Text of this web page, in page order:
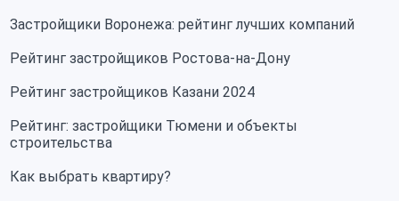
Застройщики Воронежа: рейтинг лучших компаний
Рейтинг застройщиков Ростова-на-Дону
Рейтинг застройщиков Казани 2024
Рейтинг: застройщики Тюмени и объекты
строительства
Как выбрать квартиру?